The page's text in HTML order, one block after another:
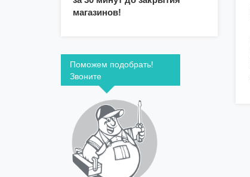
магазинов!
Поможем подобрать!
Звоните